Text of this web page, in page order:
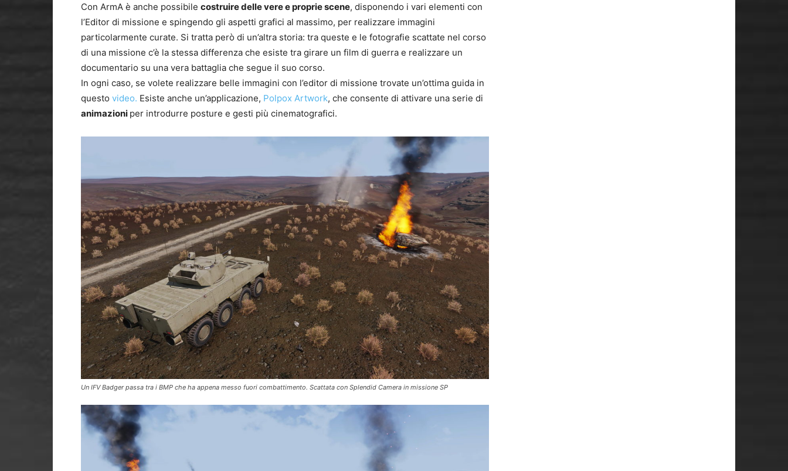
Con ArmA è anche possibile costruire delle vere e proprie scene, disponendo i vari elementi con
l’Editor di missione e spingendo gli aspetti grafici al massimo, per realizzare immagini
particolarmente curate. Si tratta però di un’altra storia: tra queste e le fotografie scattate nel corso
di una missione c’è la stessa differenza che esiste tra girare un film di guerra e realizzare un
documentario su una vera battaglia che segue il suo corso.
In ogni caso, se volete realizzare belle immagini con l’editor di missione trovate un’ottima guida in
questo video. Esiste anche un’applicazione, Polpox Artwork, che consente di attivare una serie di
animazioni per introdurre posture e gesti più cinematografici.
Un IFV Badger passa tra i BMP che ha appena messo fuori combattimento. Scattata con Splendid Camera in missione SP